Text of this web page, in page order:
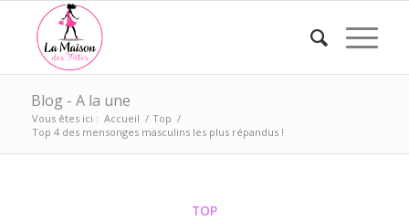
Blog - A la une
Vous êtes ici : Accueil / Top /
Top 4 des mensonges masculins les plus répandus !
TOP